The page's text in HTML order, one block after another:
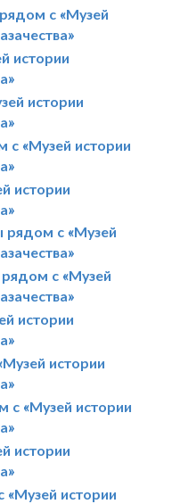
с «Музей
истории
истории
с «Музей истории
истории
рядом с «Музей
с «Музей
истории
истории
«Музей истории
истории
«Музей истории